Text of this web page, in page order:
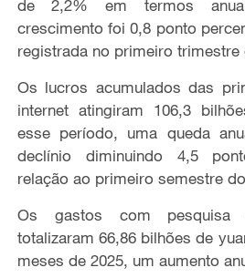
de 2,2% em termos
crescimento foi 0,8 ponto
registrada no primeiro trimestre
Os lucros acumulados das
internet atingiram 106,3
esse período, uma queda
declínio diminuindo 4,5
relação ao primeiro semestre
Os gastos com pesquisa
totalizaram 66,86 bilhões de
meses de 2025, um aumento